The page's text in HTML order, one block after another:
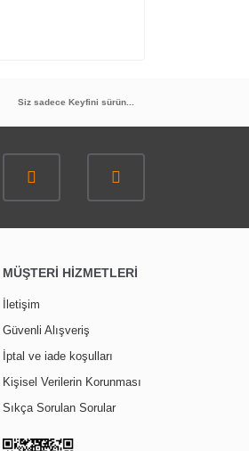
Siz sadece Keyfini sürün...
MÜŞTERİ HİZMETLERİ
İletişim
Güvenli Alışveriş
İptal ve iade koşulları
Kişisel Verilerin Korunması
Sıkça Sorulan Sorular